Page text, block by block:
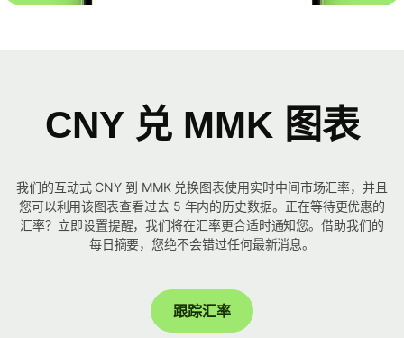
CNY 兑 MMK 图表
我们的互动式 CNY 到 MMK 兑换图表使用实时中间市场汇率，并且
您可以利用该图表查看过去 5 年内的历史数据。正在等待更优惠的
汇率？立即设置提醒，我们将在汇率更合适时通知您。借助我们的
每日摘要，您绝不会错过任何最新消息。
跟踪汇率